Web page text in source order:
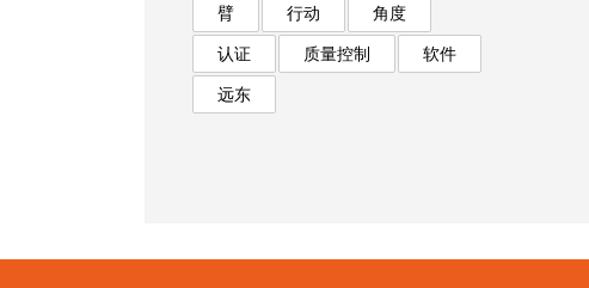
臂
行动
角度
认证
质量控制
软件
远东